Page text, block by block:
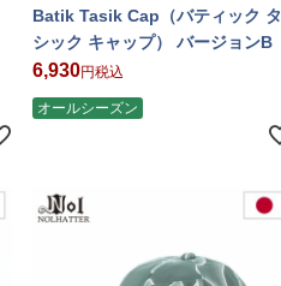
Batik Tasik Cap（バティック タ
シック キャップ） バージョンB
6,930 税込
オールシーズン